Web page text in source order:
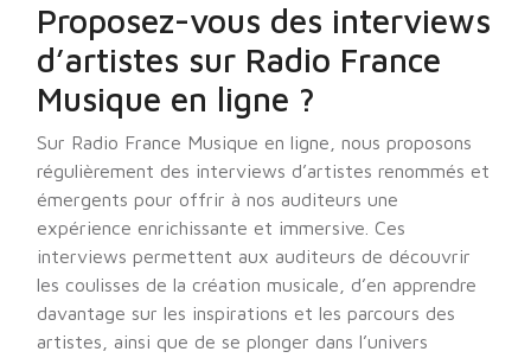
Proposez-vous des interviews
d’artistes sur Radio France
Musique en ligne ?
Sur Radio France Musique en ligne, nous proposons
régulièrement des interviews d’artistes renommés et
émergents pour offrir à nos auditeurs une
expérience enrichissante et immersive. Ces
interviews permettent aux auditeurs de découvrir
les coulisses de la création musicale, d’en apprendre
davantage sur les inspirations et les parcours des
artistes, ainsi que de se plonger dans l’univers